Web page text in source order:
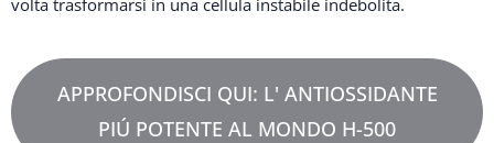
APPROFONDISCI QUI: L' ANTIOSSIDANTE
PIÚ POTENTE AL MONDO H-500